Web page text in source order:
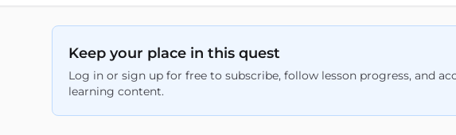
Keep your place in this quest
Log in or sign up for free to subscribe, follow lesson progress, and
learning content.